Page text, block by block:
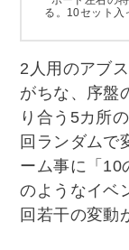
る。10セット入
2人用のアブ
がちな、序盤
り合う5カ所
回ランダムで
ーム事に「10
のようなイベ
回若干の変動